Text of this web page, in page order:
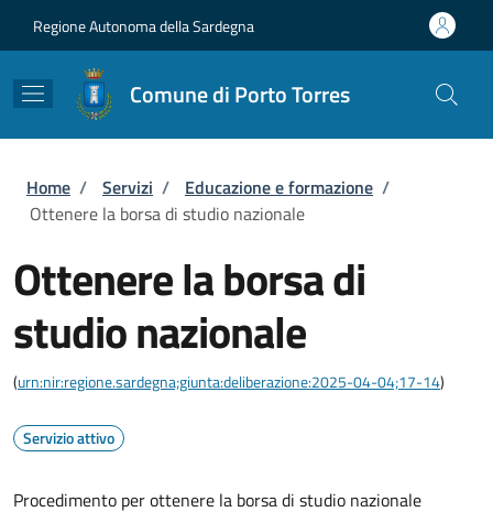
Regione Autonoma della Sardegna
Comune di Porto Torres
Briciole di pane
Home / Servizi / Educazione e formazione /
Ottenere la borsa di studio nazionale
Ottenere la borsa di
studio nazionale
(urn:nir:regione.sardegna;giunta:deliberazione:2025-04-04;17-14)
Servizio attivo
Procedimento per ottenere la borsa di studio nazionale